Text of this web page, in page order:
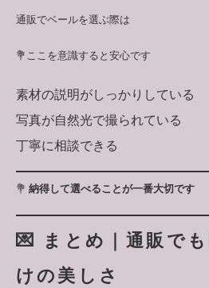
通販でベールを選ぶ際は
💐ここを意識すると安心です
素材の説明がしっかりしている
写真が自然光で撮られている
丁寧に相談できる
💐 納得して選べることが一番大切です
💌 まとめ｜通販で
けの美しさ